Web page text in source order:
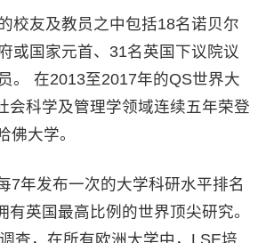
校友及教员之中包括18名诺贝尔
或国家元首、31名英国下议院议
。 在2013至2017年的QS世界大
会科学及管理学领域连续五年荣登
佛大学。
7年发布一次的大学科研水平排名
有英国最高比例的世界顶尖研究。
查，在所有欧洲大学中，LSE培